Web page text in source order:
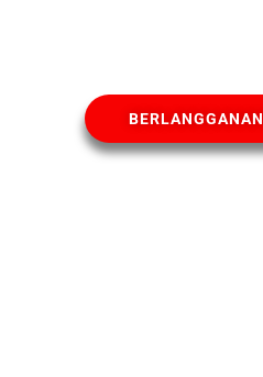
BERLANGGANAN